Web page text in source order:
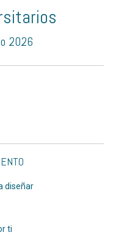
2026
diseñar
ti